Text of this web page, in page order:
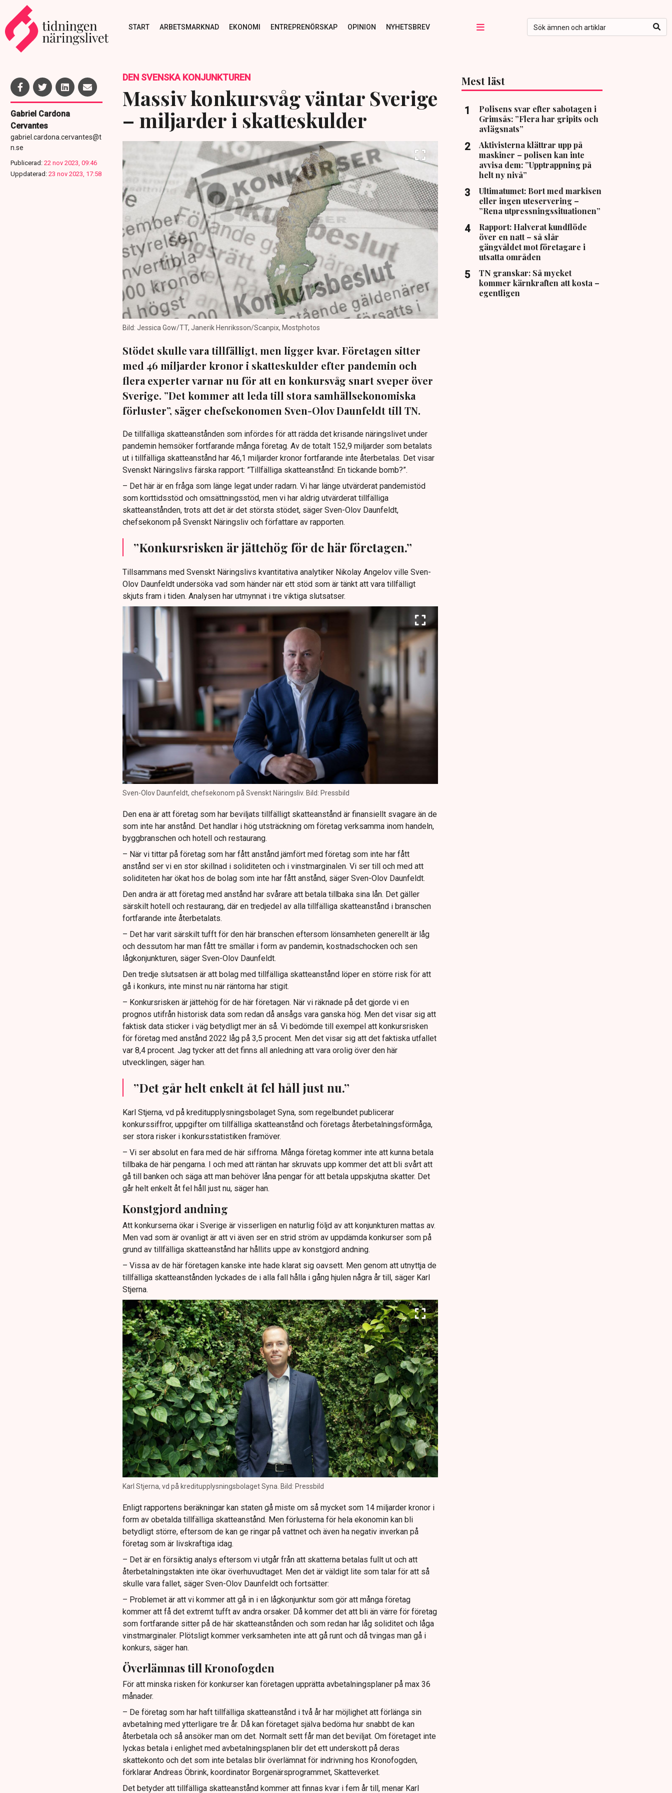
START ARBETSMARKNAD EKONOMI ENTREPRENÖRSKAP OPINION NYHETSBREV
Gabriel Cardona
Cervantes
gabriel.cardona.cervantes@t
n.se
Publicerad: 22 nov 2023, 09:46
Uppdaterad: 23 nov 2023, 17:58
DEN SVENSKA KONJUNKTUREN
Massiv konkursvåg väntar Sverige
– miljarder i skatteskulder
Bild: Jessica Gow/TT, Janerik Henriksson/Scanpix, Mostphotos
Stödet skulle vara tillfälligt, men ligger kvar. Företagen sitter
med 46 miljarder kronor i skatteskulder efter pandemin och
flera experter varnar nu för att en konkursvåg snart sveper över
Sverige. ”Det kommer att leda till stora samhällsekonomiska
förluster”, säger chefsekonomen Sven-Olov Daunfeldt till TN.
De tillfälliga skatteanstånden som infördes för att rädda det krisande näringslivet under
pandemin hemsöker fortfarande många företag. Av de totalt 152,9 miljarder som betalats
ut i tillfälliga skatteanstånd har 46,1 miljarder kronor fortfarande inte återbetalas. Det visar
Svenskt Näringslivs färska rapport: ”Tillfälliga skatteanstånd: En tickande bomb?”.
– Det här är en fråga som länge legat under radarn. Vi har länge utvärderat pandemistöd
som korttidsstöd och omsättningsstöd, men vi har aldrig utvärderat tillfälliga
skatteanstånden, trots att det är det största stödet, säger Sven-Olov Daunfeldt,
chefsekonom på Svenskt Näringsliv och författare av rapporten.
”Konkursrisken är jättehög för de här företagen.”
Tillsammans med Svenskt Näringslivs kvantitativa analytiker Nikolay Angelov ville Sven-
Olov Daunfeldt undersöka vad som händer när ett stöd som är tänkt att vara tillfälligt
skjuts fram i tiden. Analysen har utmynnat i tre viktiga slutsatser.
Sven-Olov Daunfeldt, chefsekonom på Svenskt Näringsliv. Bild: Pressbild
Den ena är att företag som har beviljats tillfälligt skatteanstånd är finansiellt svagare än de
som inte har anstånd. Det handlar i hög utsträckning om företag verksamma inom handeln,
byggbranschen och hotell och restaurang.
– När vi tittar på företag som har fått anstånd jämfört med företag som inte har fått
anstånd ser vi en stor skillnad i soliditeten och i vinstmarginalen. Vi ser till och med att
soliditeten har ökat hos de bolag som inte har fått anstånd, säger Sven-Olov Daunfeldt.
Den andra är att företag med anstånd har svårare att betala tillbaka sina lån. Det gäller
särskilt hotell och restaurang, där en tredjedel av alla tillfälliga skatteanstånd i branschen
fortfarande inte återbetalats.
– Det har varit särskilt tufft för den här branschen eftersom lönsamheten generellt är låg
och dessutom har man fått tre smällar i form av pandemin, kostnadschocken och sen
lågkonjunkturen, säger Sven-Olov Daunfeldt.
Den tredje slutsatsen är att bolag med tillfälliga skatteanstånd löper en större risk för att
gå i konkurs, inte minst nu när räntorna har stigit.
– Konkursrisken är jättehög för de här företagen. När vi räknade på det gjorde vi en
prognos utifrån historisk data som redan då ansågs vara ganska hög. Men det visar sig att
faktisk data sticker i väg betydligt mer än så. Vi bedömde till exempel att konkursrisken
för företag med anstånd 2022 låg på 3,5 procent. Men det visar sig att det faktiska utfallet
var 8,4 procent. Jag tycker att det finns all anledning att vara orolig över den här
utvecklingen, säger han.
”Det går helt enkelt åt fel håll just nu.”
Karl Stjerna, vd på kreditupplysningsbolaget Syna, som regelbundet publicerar
konkurssiffror, uppgifter om tillfälliga skatteanstånd och företags återbetalningsförmåga,
ser stora risker i konkursstatistiken framöver.
– Vi ser absolut en fara med de här siffrorna. Många företag kommer inte att kunna betala
tillbaka de här pengarna. I och med att räntan har skruvats upp kommer det att bli svårt att
gå till banken och säga att man behöver låna pengar för att betala uppskjutna skatter. Det
går helt enkelt åt fel håll just nu, säger han.
Konstgjord andning
Att konkurserna ökar i Sverige är visserligen en naturlig följd av att konjunkturen mattas av.
Men vad som är ovanligt är att vi även ser en strid ström av uppdämda konkurser som på
grund av tillfälliga skatteanstånd har hållits uppe av konstgjord andning.
– Vissa av de här företagen kanske inte hade klarat sig oavsett. Men genom att utnyttja de
tillfälliga skatteanstånden lyckades de i alla fall hålla i gång hjulen några år till, säger Karl
Stjerna.
Karl Stjerna, vd på kreditupplysningsbolaget Syna. Bild: Pressbild
Enligt rapportens beräkningar kan staten gå miste om så mycket som 14 miljarder kronor i
form av obetalda tillfälliga skatteanstånd. Men förlusterna för hela ekonomin kan bli
betydligt större, eftersom de kan ge ringar på vattnet och även ha negativ inverkan på
företag som är livskraftiga idag.
– Det är en försiktig analys eftersom vi utgår från att skatterna betalas fullt ut och att
återbetalningstakten inte ökar överhuvudtaget. Men det är väldigt lite som talar för att så
skulle vara fallet, säger Sven-Olov Daunfeldt och fortsätter:
– Problemet är att vi kommer att gå in i en lågkonjunktur som gör att många företag
kommer att få det extremt tufft av andra orsaker. Då kommer det att bli än värre för företag
som fortfarande sitter på de här skatteanstånden och som redan har låg soliditet och låga
vinstmarginaler. Plötsligt kommer verksamheten inte att gå runt och då tvingas man gå i
konkurs, säger han.
Överlämnas till Kronofogden
För att minska risken för konkurser kan företagen upprätta avbetalningsplaner på max 36
månader.
– De företag som har haft tillfälliga skatteanstånd i två år har möjlighet att förlänga sin
avbetalning med ytterligare tre år. Då kan företaget själva bedöma hur snabbt de kan
återbetala och så ansöker man om det. Normalt sett får man det beviljat. Om företaget inte
lyckas betala i enlighet med avbetalningsplanen blir det ett underskott på deras
skattekonto och det som inte betalas blir överlämnat för indrivning hos Kronofogden,
förklarar Andreas Öbrink, koordinator Borgenärsprogrammet, Skatteverket.
Det betyder att tillfälliga skatteanstånd kommer att finnas kvar i fem år till, menar Karl
Mest läst
Polisens svar efter sabotagen i
Grimsås: ”Flera har gripits och
avlägsnats”
Aktivisterna klättrar upp på
maskiner – polisen kan inte
avvisa dem: ”Upptrappning på
helt ny nivå”
Ultimatumet: Bort med markisen
eller ingen uteservering –
”Rena utpressningssituationen”
Rapport: Halverat kundflöde
över en natt – så slår
gängvåldet mot företagare i
utsatta områden
TN granskar: Så mycket
kommer kärnkraften att kosta –
egentligen